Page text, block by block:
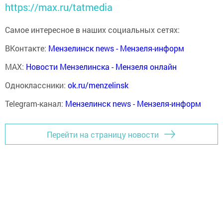
https://max.ru/tatmedia
Самое интересное в наших социальных сетях:
ВКонтакте: Мензелинск news - Мензеля-информ
MAX: Новости Мензелинска - Мензеля онлайн
Одноклассники: ok.ru/menzelinsk
Telegram-канал: Мензелинск news - Мензеля-информ
Перейти на страницу новости